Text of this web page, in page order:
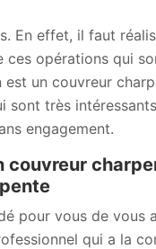
En effet, il faut
opérations qui
un couvreur
très
engagement.
couvreur
pour vous de vous
qui a la